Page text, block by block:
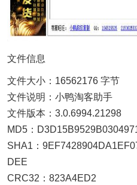
文件信息
文件大小：16562176 字节
文件说明：小鸭淘客助手
文件版本：3.0.6994.21298
MD5：
SHA1：
DEE
CRC32：823A4ED2